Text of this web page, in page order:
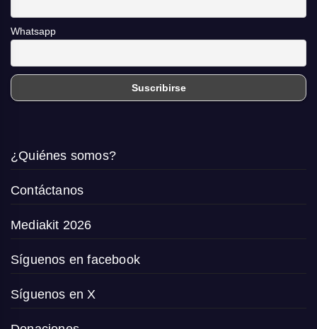
Whatsapp
¿Quiénes somos?
Contáctanos
Mediakit 2026
Síguenos en facebook
Síguenos en X